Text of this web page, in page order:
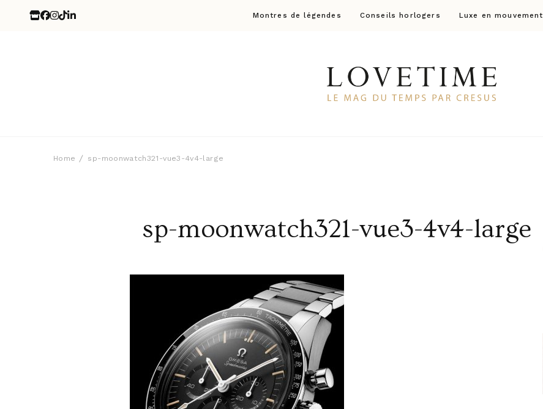
Montres de légendes Conseils horlogers Luxe en mouvement
Home sp-moonwatch321-vue3-4v4-large
sp-moonwatch321-vue3-4v4-large